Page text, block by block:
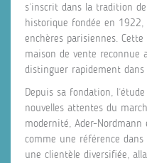
s’inscrit dans la tradition
historique fondée en 1922,
enchères parisiennes.
maison de vente reconnue
distinguer rapidement
Depuis sa fondation,
nouvelles attentes du
modernité, Ader-
comme une référence
une clientèle diversifiée,